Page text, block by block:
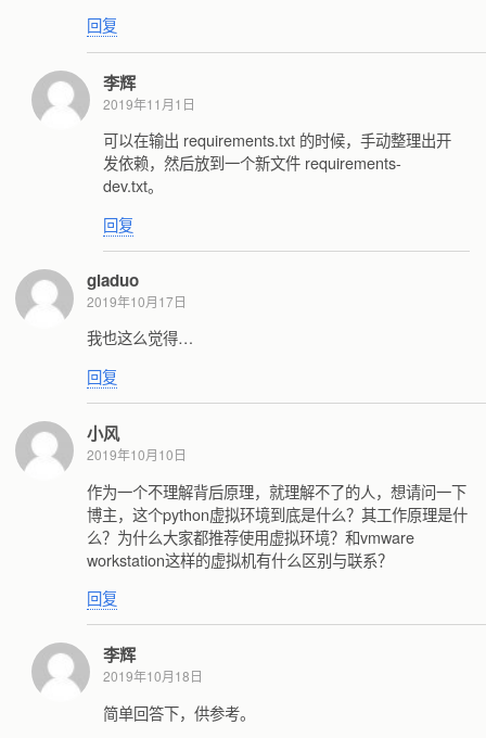
回复
李辉
2019年11月1日
可以在输出 requirements.txt 的时候，手动整理出开
发依赖，然后放到一个新文件 requirements-
dev.txt。
回复
gladuo
2019年10月17日
我也这么觉得…
回复
小风
2019年10月10日
作为一个不理解背后原理，就理解不了的人，想请问一下
博主，这个python虚拟环境到底是什么？其工作原理是什
么？为什么大家都推荐使用虚拟环境？和vmware
workstation这样的虚拟机有什么区别与联系？
回复
李辉
2019年10月18日
简单回答下，供参考。